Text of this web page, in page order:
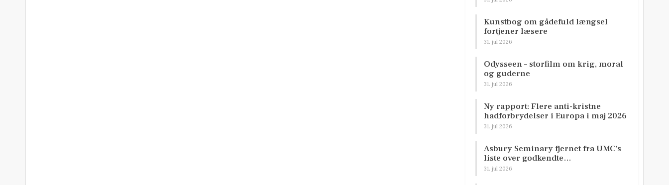
Kunstbog om gådefuld længsel
fortjener læsere
31. jul 2026
Odysseen – storfilm om krig, moral
og guderne
31. jul 2026
Ny rapport: Flere anti-kristne
hadforbrydelser i Europa i maj 2026
31. jul 2026
Asbury Seminary fjernet fra UMC’s
liste over godkendte…
31. jul 2026